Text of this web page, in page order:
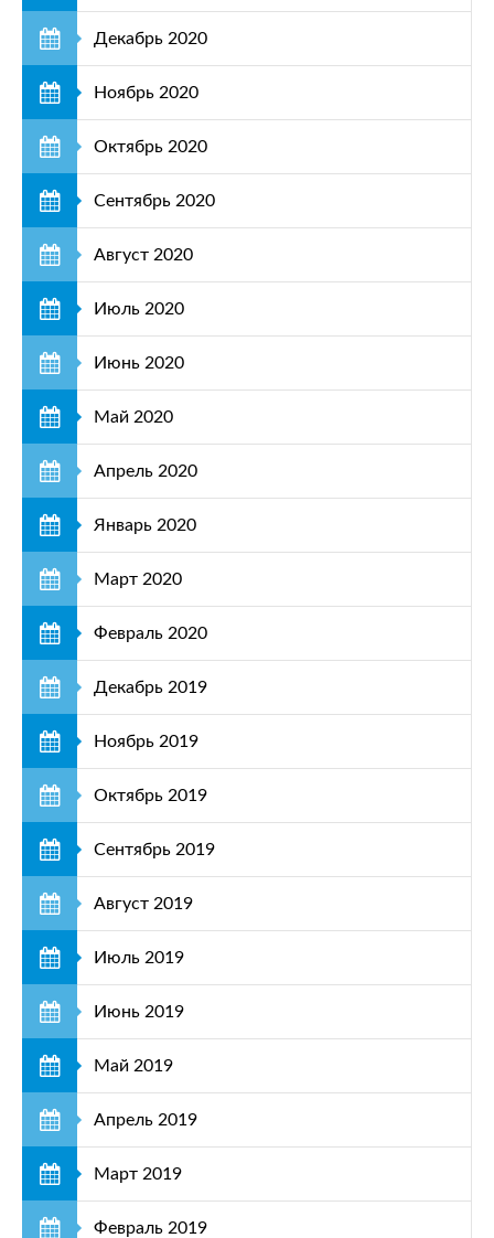
Декабрь 2020
Ноябрь 2020
Октябрь 2020
Сентябрь 2020
Август 2020
Июль 2020
Июнь 2020
Май 2020
Апрель 2020
Январь 2020
Март 2020
Февраль 2020
Декабрь 2019
Ноябрь 2019
Октябрь 2019
Сентябрь 2019
Август 2019
Июль 2019
Июнь 2019
Май 2019
Апрель 2019
Март 2019
Февраль 2019